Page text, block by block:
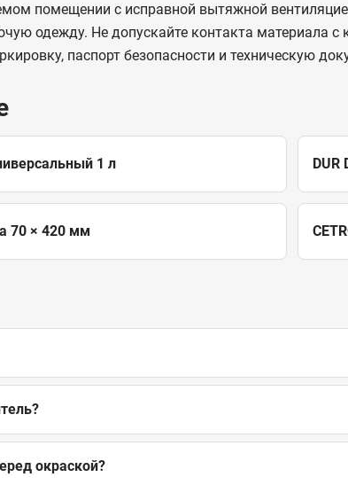
помещении с исправной вытяжной
одежду. Не допускайте контакта материала с
паспорт безопасности и техническую
1 л DUR
70 × 420 мм
окраской?